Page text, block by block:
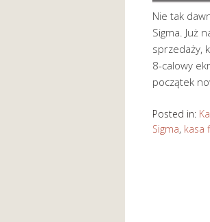
Nie tak
Sigma. Już
sprzedaży,
8-calowy
początek
Posted in:
Sigma, kasa